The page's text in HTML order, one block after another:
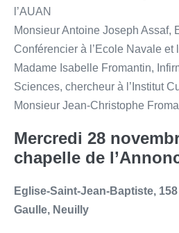
l’AUAN
Monsieur Antoine Joseph Assaf,
Conférencier à l’Ecole Navale et
Madame Isabelle Fromantin,
Sciences, chercheur à l’Institut
Monsieur Jean-Christophe
Mercredi 28
chapelle de
Eglise-Saint-Jean-Baptiste,
Gaulle, Neuilly